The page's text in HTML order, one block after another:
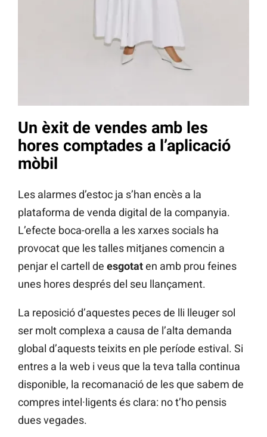
Un èxit de vendes amb les
hores comptades a l’aplicació
mòbil
Les alarmes d’estoc ja s’han encès a la
plataforma de venda digital de la companyia.
L’efecte boca-orella a les xarxes socials ha
provocat que les talles mitjanes comencin a
penjar el cartell de esgotaten amb prou feines
unes hores després del seu llançament.
La reposició d’aquestes peces de lli lleuger sol
ser molt complexa a causa de l’alta demanda
global d’aquests teixits en ple període estival. Si
entres a la web i veus que la teva talla continua
disponible, la recomanació de les que sabem de
compres intel·ligents és clara: no t’ho pensis
dues vegades.